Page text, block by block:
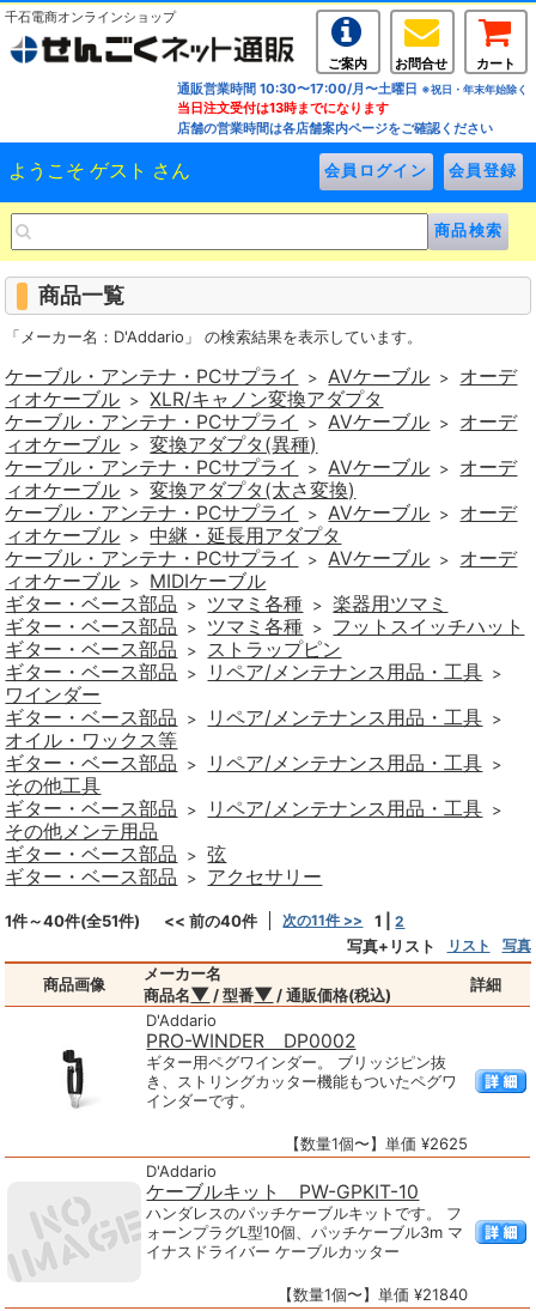
千石電商オンラインショップ
ご案内 お問合せ
カート
通販営業時間 10:30〜17:00/月〜土曜日 ※祝日・年末年始除く
当日注文受付は13時までになります
店舗の営業時間は各店舗案内ページをご確認ください
ようこそ ゲスト さん
商品一覧
「メーカー名：D'Addario」 の検索結果を表示しています。
ケーブル・アンテナ・PCサプライ > AVケーブル > オーデ
ィオケーブル > XLR/キャノン変換アダプタ
ケーブル・アンテナ・PCサプライ
> AVケーブル > オーデ
ィオケーブル >変換アダプタ(異種)
ケーブル・アンテナ・PCサプライ
> AVケーブル > オーデ
ィオケーブル >変換アダプタ(太さ変換)
ケーブル・アンテナ・PCサプライ
> AVケーブル > オーデ
ィオケーブル > 中継・延長用アダプタ
ケーブル・アンテナ・PCサプライ
> AVケーブル > オーデ
ィオケーブル > MIDIケーブル
ギター・ベース部品 > ツマミ各種 >楽器用ツマミ
ギター・ベース部品 > ツマミ各種 > フットスイッチハット
ギター・ベース部品 > ストラップピン
ギター・ベース部品 > リペア/メンテナンス用品・工具 >
ワインダー
ギター・ベース部品 > リペア/メンテナンス用品・工具 >
オイル・ワックス等
ギター・ベース部品 > リペア/メンテナンス用品・工具 >
その他工具
ギター・ベース部品 > リペア/メンテナンス用品・工具 >
その他メンテ用品
ギター・ベース部品 >弦
ギター・ベース部品 > アクセサリー
1件～40件(全51件) << 前の40件 次の11件 >> 1 |2
写真+リスト リスト 写真
商品画像
メーカー名
商品名▼ / 型番▼ / 通販価格(税込)
詳細
D'Addario
PRO-WINDER DP0002
ギター用ペグワインダー。 ブリッジピン抜
き、ストリングカッター機能もついたペグワ
インダーです。
【数量1個〜】単価 ¥2625
D'Addario
ケーブルキット PW-GPKIT-10
ハンダレスのパッチケーブルキットです。 フ
ォーンプラグL型10個、パッチケーブル3m マ
イナスドライバー ケーブルカッター
【数量1個〜】単価 ¥21840